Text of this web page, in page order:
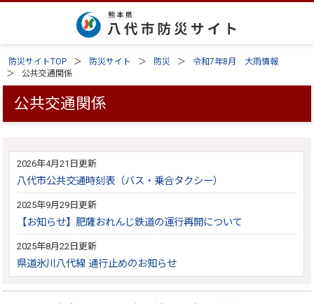
防災サイトTOP 防災サイト 防災
令和7年8月 大雨情報
公共交通関係
公共交通関係
2026年4月21日更新
八代市公共交通時刻表（バス・乗合タクシー）
2025年9月29日更新
【お知らせ】肥薩おれんじ鉄道の運行再開について
2025年8月22日更新
県道氷川八代線 通行止めのお知らせ